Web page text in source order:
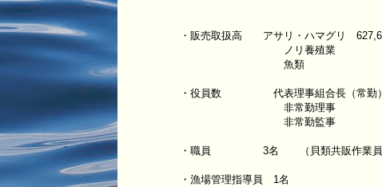
・販売取扱高 アサリ・ハマグリ
ノリ養殖業
魚類
・役員数 代表理事組合長（常勤
非常勤理事
非常勤監事 3
・職員 3名 （貝類共販作業員パ
・漁場管理指導員 1名